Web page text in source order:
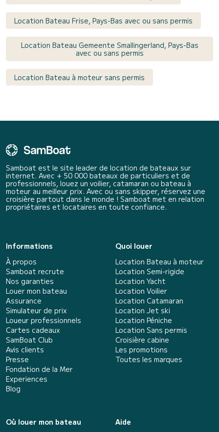
Location Bateau Frise, Pays-Bas avec ou sans permis
Location Bateau Gemeente Smallingerland, Pays-Bas
avec ou sans permis
Location Bateau à moteur sans permis
Samboat est le site leader de location de bateaux sur
internet. Avec + 50 000 bateaux de particuliers et de
professionnels, louez un voilier, catamaran ou bateau à
moteur au meilleur prix. Avec ou sans skipper, réservez une
croisière partout dans le monde ! Samboat met en relation
propriétaires et locataires en toute confiance.
Informations
À propos
Samboat recrute
Nos garanties
Louer mon bateau
Assurance
Simulateur de prix
Loueur professionnels
Cartes cadeaux
SamBoat Club
Avis clients
Presse
Fondation de la Mer
Experiences
Blog
Quoi louer
Location Bateau à moteur
Location Semi-rigide
Location Yacht
Location Voilier
Location Catamaran
Location Jet ski
Location Péniche
Location Sans permis
Croisière cabine
Les promotions
Toutes les marques
Où louer mon bateau
Aide